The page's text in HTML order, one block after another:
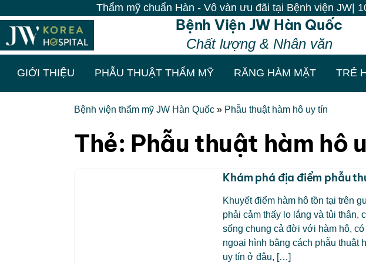
Thẩm mỹ chuẩn Hàn - Vô vàn ưu đãi tại Bệnh viện JW|
Bệnh Viện JW Hàn Quốc
Chất lượng & Nhân văn
GIỚI THIỆU PHẪU THUẬT THẨM MỸ RĂNG HÀM MẶT TRẺ
Bệnh viện thẩm mỹ JW Hàn Quốc » Phẫu thuật hàm hô uy tín
Thẻ: Phẫu thuật hàm hô
Khám phá địa điểm phẫu
Khuyết điểm hàm hô tồn tại trên
phải cảm thấy lo lắng và tủi thân,
sống chung cả đời với hàm hô,
ngoại hình bằng cách phẫu thuật
uy tín ở đâu, […]